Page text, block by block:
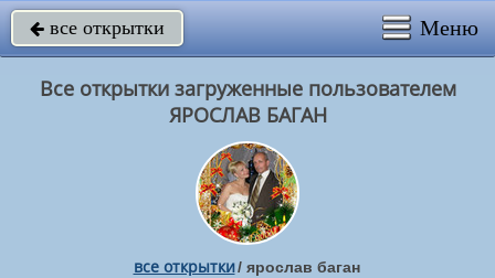
 все открытки Меню
Все открытки загруженные пользователем
ЯРОСЛАВ БАГАН
все открытки/ ярослав баган